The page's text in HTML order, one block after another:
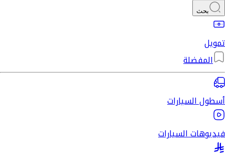
بحث
تمويل
المفضلة
أسطول السيارات
فيديوهات السيارات